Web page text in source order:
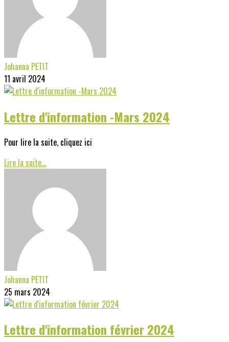
Johanna PETIT
11 avril 2024
Lettre d'information -Mars 2024
Pour lire la suite, cliquez ici
Lire la suite...
Johanna PETIT
25 mars 2024
Lettre d'information février 2024